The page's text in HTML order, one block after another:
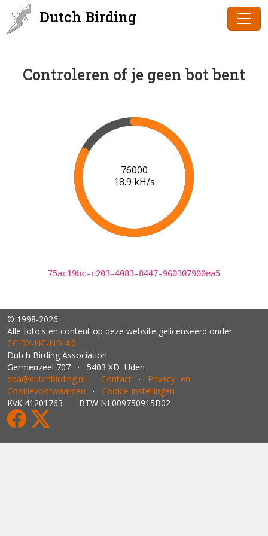
Dutch Birding
Controleren of je geen bot bent
77000
18.9 kH/s
75ac19bc-c203-4083-8447-960307900ea5
© 1998-2026
Alle foto's en content op deze website gelicenseerd onder
CC BY‑NC‑ND 4.0
Dutch Birding Association
Germenzeel 707 · 5403 XD Uden
dba@dutchbirding.nl · Contact · Privacy- en
Cookievoorwaarden · Cookie-instellingen
KvK 41201763 · BTW NL009750915B02